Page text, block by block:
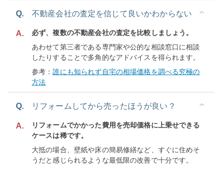
Q. 不動産会社の査定を信じて良いかわからない
A.
必ず、複数の不動産会社の査定を比較しましょう。
あわせて第三者である専門家や公的な相談窓口に相談
したりすることで多角的なアドバイスを得られます。
参考：誰にも知られず自宅の相場価格を調べる究極の
方法
Q. リフォームしてから売ったほうが良い？
A.
リフォームでかかった費用を売却価格に上乗せできる
ケースは稀です。
大抵の場合、壁紙や床の簡易修繕など、すぐに住めそ
うだと感じられるような最低限の改善で十分です。